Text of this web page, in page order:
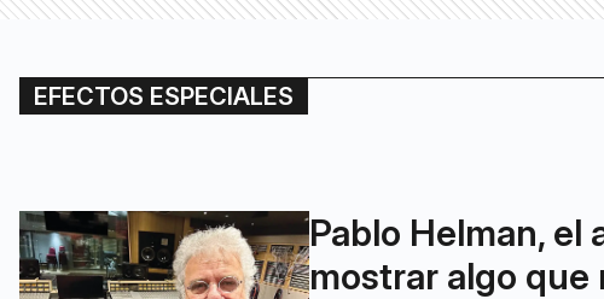
EFECTOS ESPECIALES
Pablo Helman, el
mostrar algo que